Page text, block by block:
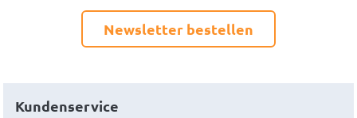
Newsletter bestellen
Kundenservice